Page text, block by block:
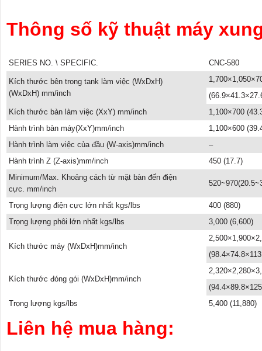
Thông số kỹ thuật máy
SERIES NO. \ SPECIFIC. CNC-580
Kích thước bên trong tank làm việc (WxDxH)
(WxDxH) mm/inch
Kích thước bàn làm việc (XxY) mm/inch
1,100×700
Hành trình bàn máy(XxY)mm/inch
1,100×600
Hành trình làm việc của đầu (W-axis)mm/inch
–
Hành trình Z (Z-axis)mm/inch
450 (17.7)
Minimum/Max. Khoảng cách từ mặt bàn đến điện
cực. mm/inch
Trọng lượng điện cực lớn nhất kgs/lbs
400 (880)
Trọng lượng phôi lớn nhất kgs/lbs
3,000 (6,600)
Kích thước máy (WxDxH)mm/inch
Kích thước đóng gói (WxDxH)mm/inch
Trọng lượng kgs/lbs
5,400 (11,880)
Liên hệ mua hàng: